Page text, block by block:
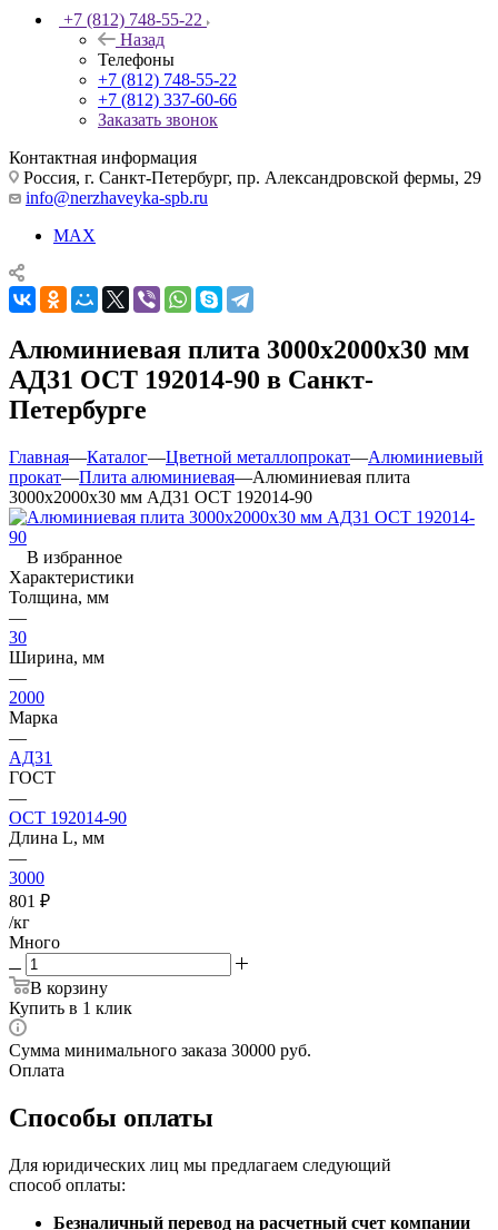
+7 (812) 748-55-22
Назад
Телефоны
+7 (812) 748-55-22
+7 (812) 337-60-66
Заказать звонок
Контактная информация
Россия, г. Санкт-Петербург, пр. Александровской фермы, 29
info@nerzhaveyka-spb.ru
MAX
Алюминиевая плита 3000х2000х30 мм
АД31 ОСТ 192014-90 в Санкт-
Петербурге
Главная—Каталог—Цветной металлопрокат—Алюминиевый
прокат—Плита алюминиевая—Алюминиевая плита
3000х2000х30 мм АД31 ОСТ 192014-90
В избранное
Характеристики
Толщина, мм
—
30
Ширина, мм
—
2000
Марка
—
АД31
ГОСТ
—
ОСТ 192014-90
Длина L, мм
—
3000
801 ₽
/кг
Много
В корзину
Купить в 1 клик
Сумма минимального заказа 30000 руб.
Оплата
Способы оплаты
Для юридических лиц мы предлагаем следующий
способ оплаты:
Безналичный перевод на расчетный счет компании